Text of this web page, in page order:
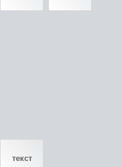
текст